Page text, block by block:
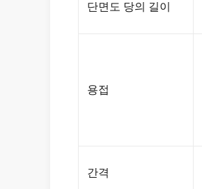
단면도 당의 길이
용접
간격